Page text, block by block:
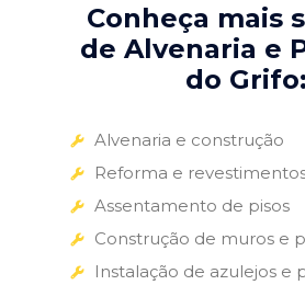
Conheça mais
de Alvenaria e
do Grifo:
Alvenaria e construção
Reforma e
Assentamento de pisos
Construção de muros e
Instalação de azulejos e